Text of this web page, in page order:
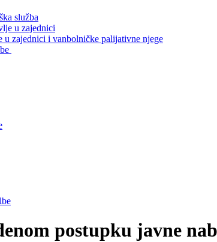
služba
u zajednici
u zajednici i vanbolničke palijativne njege
postupku javne